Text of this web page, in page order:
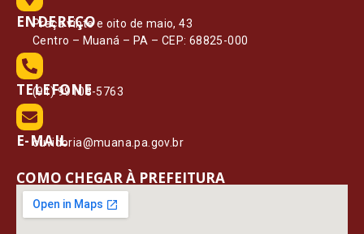
ENDEREÇO
Praça vinte e oito de maio, 43
Centro – Muaná – PA – CEP: 68825-000
TELEFONE
(91) 99108-5763
E-MAIL
ouvidoria@muana.pa.gov.br
COMO CHEGAR À PREFEITURA